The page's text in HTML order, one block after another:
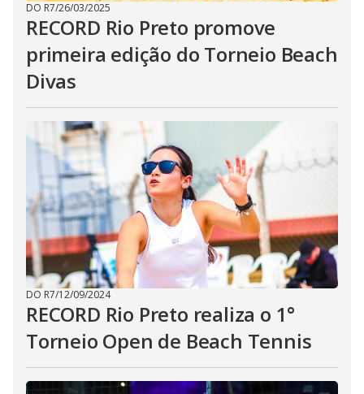
DO R7/26/03/2025
RECORD Rio Preto promove
primeira edição do Torneio Beach
Divas
DO R7/12/09/2024
RECORD Rio Preto realiza o 1°
Torneio Open de Beach Tennis